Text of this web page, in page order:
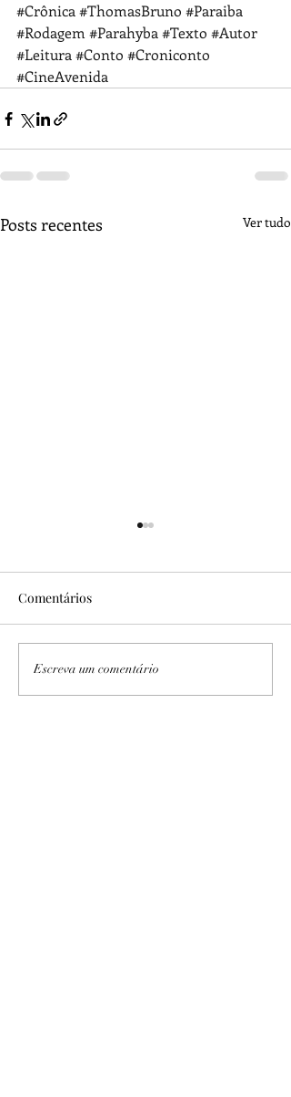
#Crônica#ThomasBruno #Paraiba
#Rodagem #Parahyba#Texto #Autor
#Leitura#Conto #Croniconto
#CineAvenida
Posts recentes Ver tudo
Comentários
Escreva um comentário